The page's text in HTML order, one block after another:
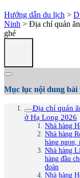
Hướng dẫn du lịch >
Ninh > Địa chỉ quán
ghé
Mục lục nội dung bài
Địa chỉ quán
ở Hạ Long 2026
Nhà hàng
Nhà hàng
hàng ngon,
Nhà hàng
hàng đầu
đoàn
Nhà hàng